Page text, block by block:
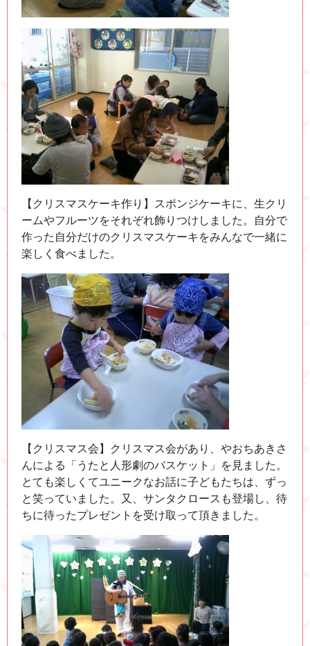
【クリスマスケーキ作り】スポンジケーキに、生クリ
ームやフルーツをそれぞれ飾りつけしました。自分で
作った自分だけのクリスマスケーキをみんなで一緒に
楽しく食べました。
【クリスマス会】クリスマス会があり、やおちあきさ
んによる「うたと人形劇のバスケット」を見ました。
とても楽しくてユニークなお話に子どもたちは、ずっ
と笑っていました。又、サンタクロースも登場し、待
ちに待ったプレゼントを受け取って頂きました。